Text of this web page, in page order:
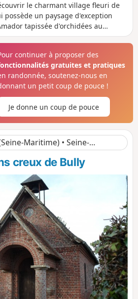
é
n
i
v
e
é
n
é
g
i
f
le charmant village fleuri de
possède un paysage d'exception
tapissée d'orchidées au
avec son château
continuer à proposer des
gratuites et pratiques
randonnée, soutenez-nous en
un petit coup de pouce !
Je donne un coup de pouce
Maritime) • Seine-
creux de Bully